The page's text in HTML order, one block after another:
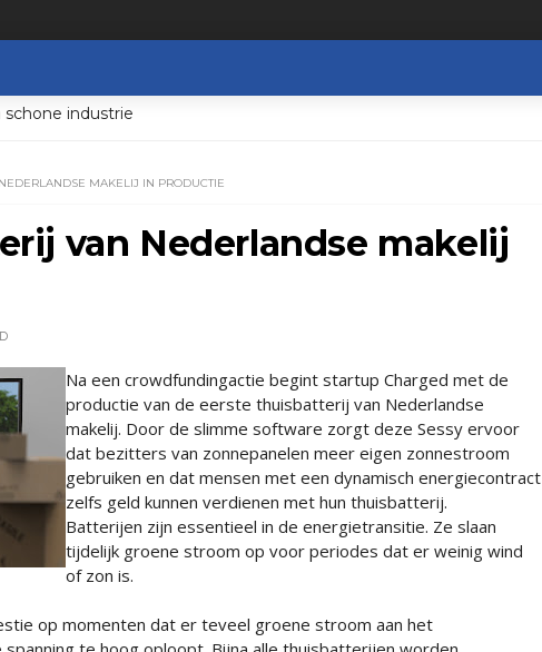
industrie
MAKELIJ IN PRODUCTIE
van Nederlandse makelij
Na een crowdfundingactie begint startup Charged met de
productie van de eerste thuisbatterij van Nederlandse
makelij. Door de slimme software zorgt deze Sessy ervoor
dat bezitters van zonnepanelen meer eigen zonnestroom
gebruiken en dat mensen met een dynamisch energiecontract
zelfs geld kunnen verdienen met hun thuisbatterij.
Batterijen zijn essentieel in de energietransitie. Ze slaan
tijdelijk groene stroom op voor periodes dat er weinig wind
of zon is.
op momenten dat er teveel groene stroom aan het